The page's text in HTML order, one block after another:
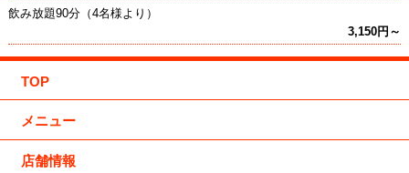
飲み放題90分（4名様より）
3,150円～
TOP
メニュー
店舗情報